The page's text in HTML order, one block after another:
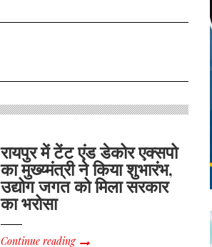
रायपुर में टेंट एंड डेकोर एक्सपो
का मुख्य्मंत्री ने किया शुभारंभ,
उद्योग जगत को मिला सरकार
का भरोसा
Continue reading